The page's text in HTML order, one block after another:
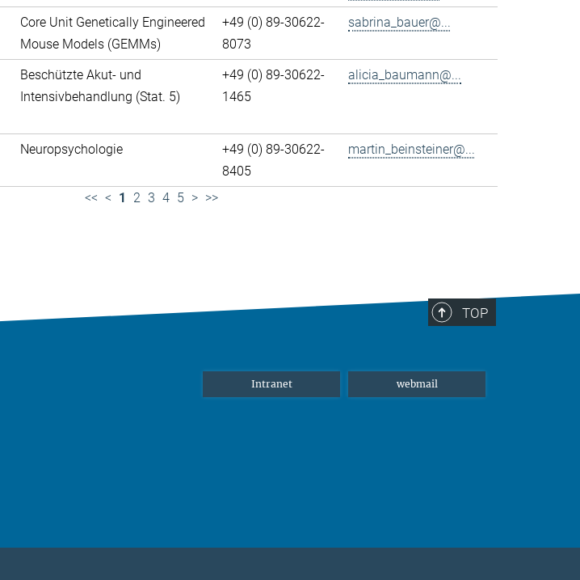
Core Unit Genetically Engineered
Mouse Models (GEMMs)
+49 (0) 89-30622-
8073
sabrina_bauer@...
Beschützte Akut- und
Intensivbehandlung (Stat. 5)
+49 (0) 89-30622-
1465
alicia_baumann@...
Neuropsychologie
+49 (0) 89-30622-
8405
martin_beinsteiner@...
<< < 1 2 3 4 5 > >>
TOP
Intranet webmail